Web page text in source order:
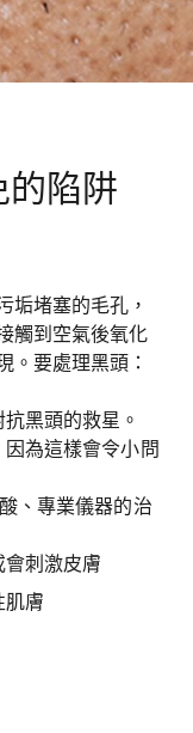
陷阱
垢堵塞的毛孔，
觸到空氣後氧化
。要處理黑頭：
黑頭的救星。
為這樣會令小問
、專業儀器的治
會刺激皮膚
肌膚